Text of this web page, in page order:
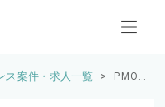
ス案件・求人一覧 >
PMO